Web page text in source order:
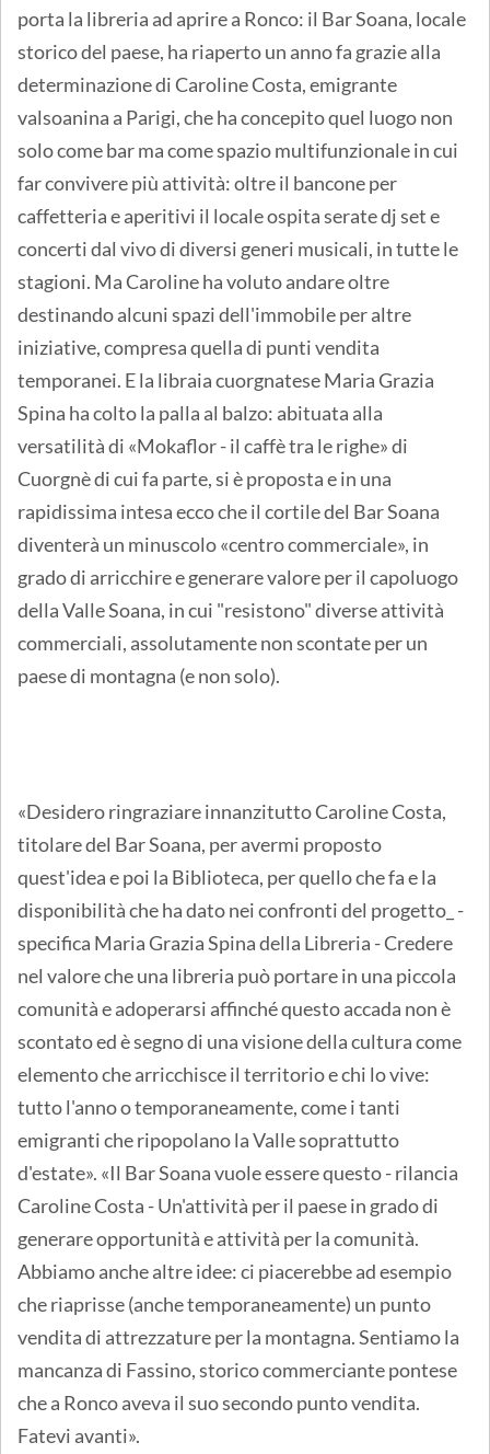
porta la libreria ad aprire a Ronco: il Bar Soana, locale
storico del paese, ha riaperto un anno fa grazie alla
determinazione di Caroline Costa, emigrante
valsoanina a Parigi, che ha concepito quel luogo non
solo come bar ma come spazio multifunzionale in cui
far convivere più attività: oltre il bancone per
caffetteria e aperitivi il locale ospita serate dj set e
concerti dal vivo di diversi generi musicali, in tutte le
stagioni. Ma Caroline ha voluto andare oltre
destinando alcuni spazi dell'immobile per altre
iniziative, compresa quella di punti vendita
temporanei. E la libraia cuorgnatese Maria Grazia
Spina ha colto la palla al balzo: abituata alla
versatilità di «Mokaflor - il caffè tra le righe» di
Cuorgnè di cui fa parte, si è proposta e in una
rapidissima intesa ecco che il cortile del Bar Soana
diventerà un minuscolo «centro commerciale», in
grado di arricchire e generare valore per il capoluogo
della Valle Soana, in cui "resistono" diverse attività
commerciali, assolutamente non scontate per un
paese di montagna (e non solo).
«Desidero ringraziare innanzitutto Caroline Costa,
titolare del Bar Soana, per avermi proposto
quest'idea e poi la Biblioteca, per quello che fa e la
disponibilità che ha dato nei confronti del progetto_ -
specifica Maria Grazia Spina della Libreria - Credere
nel valore che una libreria può portare in una piccola
comunità e adoperarsi affinché questo accada non è
scontato ed è segno di una visione della cultura come
elemento che arricchisce il territorio e chi lo vive:
tutto l'anno o temporaneamente, come i tanti
emigranti che ripopolano la Valle soprattutto
d'estate». «Il Bar Soana vuole essere questo - rilancia
Caroline Costa - Un'attività per il paese in grado di
generare opportunità e attività per la comunità.
Abbiamo anche altre idee: ci piacerebbe ad esempio
che riaprisse (anche temporaneamente) un punto
vendita di attrezzature per la montagna. Sentiamo la
mancanza di Fassino, storico commerciante pontese
che a Ronco aveva il suo secondo punto vendita.
Fatevi avanti».